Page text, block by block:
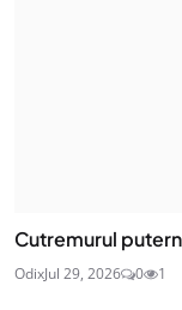
Cutremurul
OdixJul 29, 2026 0 1